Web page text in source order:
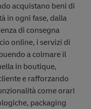
acquistano beni di
in ogni fase, dalla
di consegna
online, i servizi di
a colmare il
in boutique,
e rafforzando
come orari
packaging